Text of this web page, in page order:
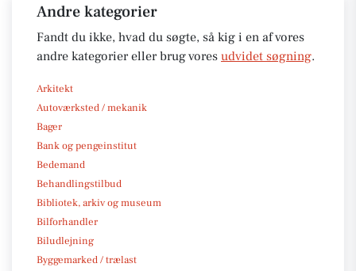
Andre kategorier
Fandt du ikke, hvad du søgte, så kig i en af vores
andre kategorier eller brug vores udvidet søgning.
Arkitekt
Autoværksted / mekanik
Bager
Bank og pengeinstitut
Bedemand
Behandlingstilbud
Bibliotek, arkiv og museum
Bilforhandler
Biludlejning
Byggemarked / trælast